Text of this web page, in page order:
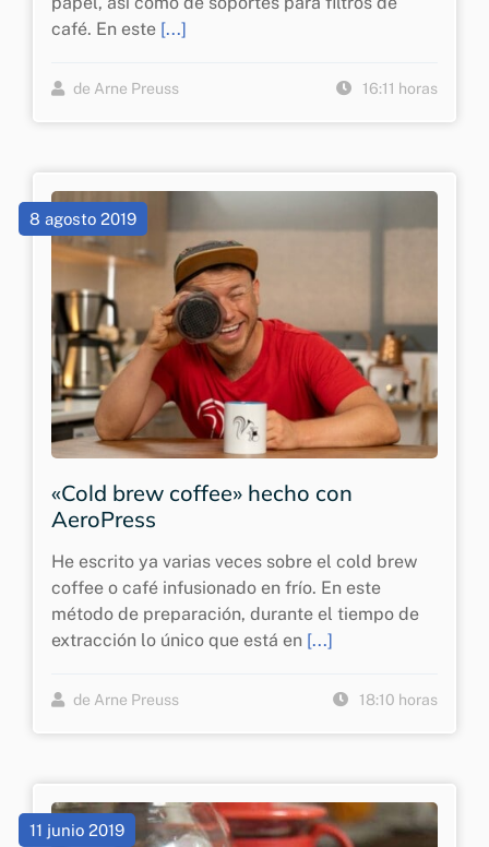
café. En este [...]
de Arne Preuss 16:11 horas
8 agosto 2019
«Cold brew coffee» hecho con
AeroPress
He escrito ya varias veces sobre el cold brew
coffee o café infusionado en frío. En este
método de preparación, durante el tiempo de
extracción lo único que está en [...]
de Arne Preuss 18:10 horas
11 junio 2019